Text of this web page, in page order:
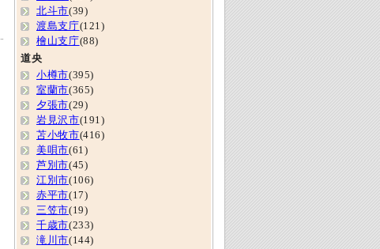
北斗市(39)
渡島支庁(121)
檜山支庁(88)
道央
小樽市(395)
室蘭市(365)
夕張市(29)
岩見沢市(191)
苫小牧市(416)
美唄市(61)
芦別市(45)
江別市(106)
赤平市(17)
三笠市(19)
千歳市(233)
滝川市(144)